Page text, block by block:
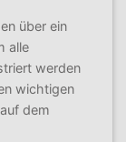
über ein
alle
werden
wichtigen
dem